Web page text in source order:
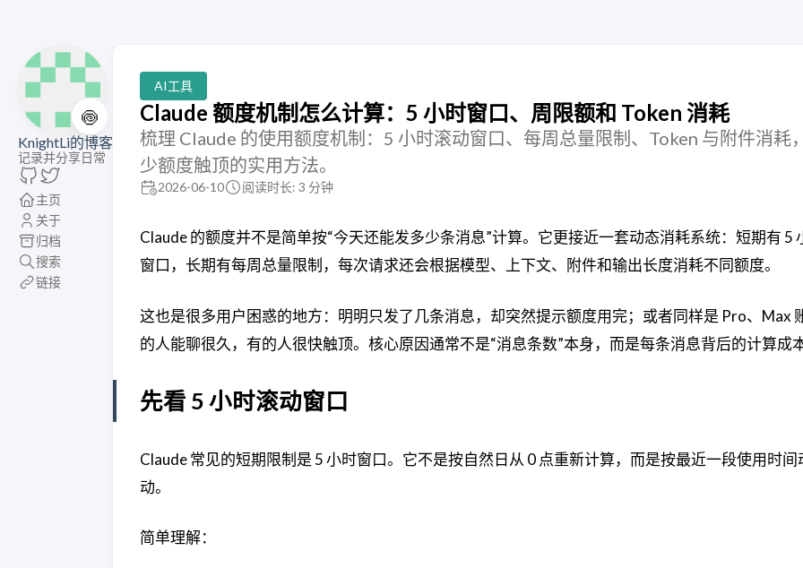
🍥
KnightLi的博客
记录并分享日常
主页
关于
归档
搜索
链接
AI工具
Claude 额度机制怎么计算：5 小时窗口、周限额和 Token 消耗
梳理 Claude 的使用额度机制：5 小时滚动窗口、每周总量限制、Token 与附件消耗
少额度触顶的实用方法。
2026-06-10 阅读时长: 3 分钟
Claude 的额度并不是简单按“今天还能发多少条消息”计算。它更接近一套动态消耗系统：短期有 5
窗口，长期有每周总量限制，每次请求还会根据模型、上下文、附件和输出长度消耗不同额度。
这也是很多用户困惑的地方：明明只发了几条消息，却突然提示额度用完；或者同样是 Pro、Max
的人能聊很久，有的人很快触顶。核心原因通常不是“消息条数”本身，而是每条消息背后的计算成
先看 5 小时滚动窗口
Claude 常见的短期限制是 5 小时窗口。它不是按自然日从 0 点重新计算，而是按最近一段使用时间
动。
简单理解：